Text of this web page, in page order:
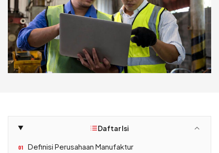
Daftar Isi
01 Definisi Perusahaan Manufaktur